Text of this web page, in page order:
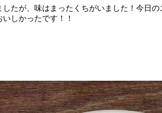
たが、味はまったくちがいました！今日
しかったです！！